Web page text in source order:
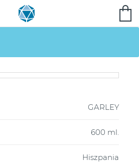
GARLEY
600 ml.
Hiszpania